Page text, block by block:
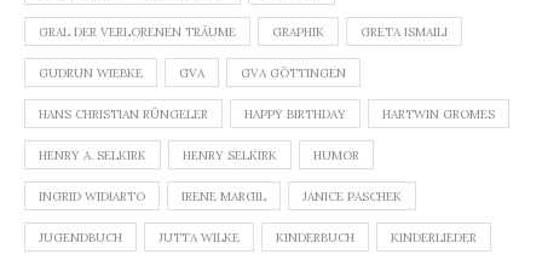
GRAL DER VERLORENEN TRÄUME GRAPHIK GRETA ISMAILI
GUDRUN WIEBKE GVA GVA GÖTTINGEN
HANS CHRISTIAN RÜNGELER HAPPY BIRTHDAY HARTWIN GROMES
HENRY A. SELKIRK HENRY SELKIRK HUMOR
INGRID WIDIARTO IRENE MARGIL JANICE PASCHEK
JUGENDBUCH JUTTA WILKE KINDERBUCH KINDERLIEDER